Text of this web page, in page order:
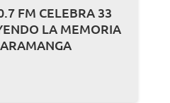
FM CELEBRA 33
LA MEMORIA